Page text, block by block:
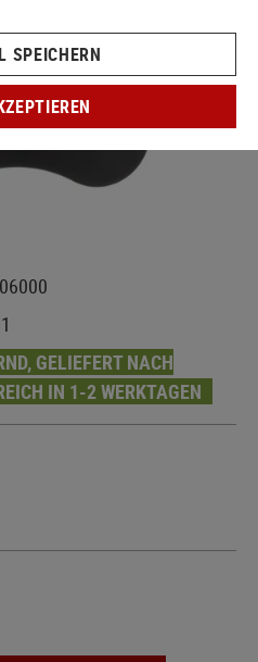
GELIEFERT NACH
IN 1-2 WERKTAGEN
SPEICHERN